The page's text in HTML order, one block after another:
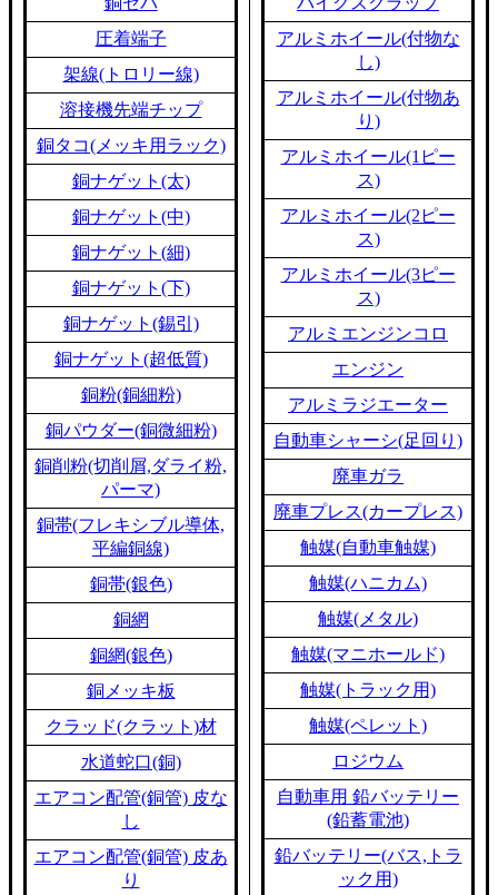
圧着端子
架線(トロリー線)
溶接機先端チップ
銅タコ(メッキ用ラック)
銅ナゲット(太)
銅ナゲット(中)
銅ナゲット(細)
銅ナゲット(下)
銅ナゲット(錫引)
銅ナゲット(超低質)
銅粉(銅細粉)
銅パウダー(銅微細粉)
銅削粉(切削屑,ダライ粉,
パーマ)
銅帯(フレキシブル導体,
平編銅線)
銅帯(銀色)
銅網
銅網(銀色)
銅メッキ板
クラッド(クラット)材
水道蛇口(銅)
エアコン配管(銅管) 皮な
し
エアコン配管(銅管) 皮あ
り
アルミホイール(付物な
し)
アルミホイール(付物あ
り)
アルミホイール(1ピー
ス)
アルミホイール(2ピー
ス)
アルミホイール(3ピー
ス)
アルミエンジンコロ
エンジン
アルミラジエーター
自動車シャーシ(足回り)
廃車ガラ
廃車プレス(カープレス)
触媒(自動車触媒)
触媒(ハニカム)
触媒(メタル)
触媒(マニホールド)
触媒(トラック用)
触媒(ペレット)
ロジウム
自動車用 鉛バッテリー
(鉛蓄電池)
鉛バッテリー(バス,トラ
ック用)